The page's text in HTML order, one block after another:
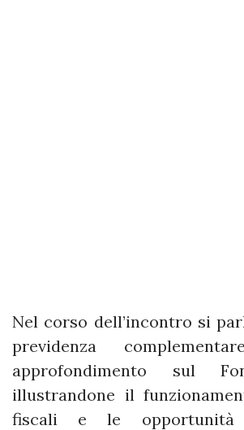
Nel corso dell’incontro si
previdenza
approfondimento sul
illustrandone il
fiscali e le